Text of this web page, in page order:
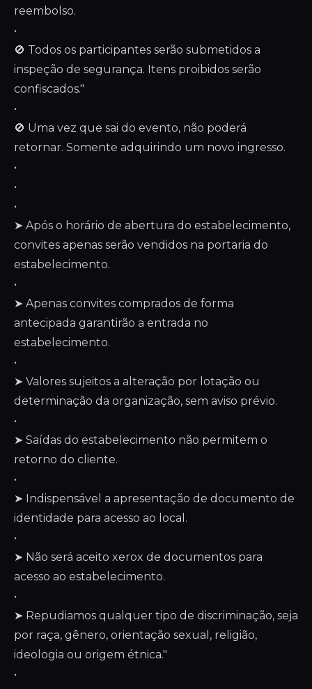
reembolso.
•
🚫 Todos os participantes serão submetidos a
inspeção de segurança. Itens proibidos serão
confiscados."
•
🚫 Uma vez que sai do evento, não poderá
retornar. Somente adquirindo um novo ingresso.
•
•
•
➤ Após o horário de abertura do estabelecimento,
convites apenas serão vendidos na portaria do
estabelecimento.
•
➤ Apenas convites comprados de forma
antecipada garantirão a entrada no
estabelecimento.
•
➤ Valores sujeitos a alteração por lotação ou
determinação da organização, sem aviso prévio.
•
➤ Saídas do estabelecimento não permitem o
retorno do cliente.
•
➤ Indispensável a apresentação de documento de
identidade para acesso ao local.
•
➤ Não será aceito xerox de documentos para
acesso ao estabelecimento.
•
➤ Repudiamos qualquer tipo de discriminação, seja
por raça, gênero, orientação sexual, religião,
ideologia ou origem étnica."
•